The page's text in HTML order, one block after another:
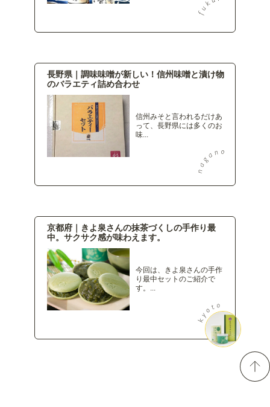
長野県｜調味味噌が新しい！信州味噌と漬け物
のバラエティ詰め合わせ
信州みそと言われるだけあ
って、長野県には多くのお
味...
京都府｜きよ泉さんの抹茶づくしの手作り最
中。サクサク感が味わえます。
今回は、きよ泉さんの手作
り最中セットのご紹介で
す。...